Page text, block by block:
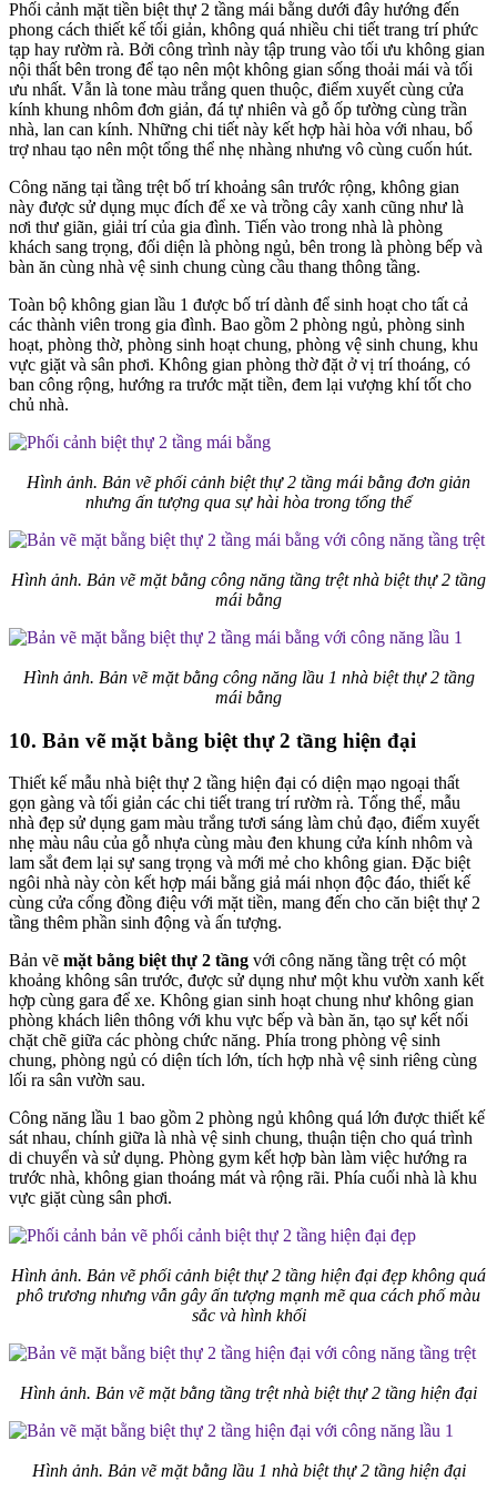
Phối cảnh mặt tiền biệt thự 2 tầng mái bằng dưới đây hướng đến
phong cách thiết kế tối giản, không quá nhiều chi tiết trang trí phức
tạp hay rườm rà. Bởi công trình này tập trung vào tối ưu không gian
nội thất bên trong để tạo nên một không gian sống thoải mái và tối
ưu nhất. Vẫn là tone màu trắng quen thuộc, điểm xuyết cùng cửa
kính khung nhôm đơn giản, đá tự nhiên và gỗ ốp tường cùng trần
nhà, lan can kính. Những chi tiết này kết hợp hài hòa với nhau, bổ
trợ nhau tạo nên một tổng thể nhẹ nhàng nhưng vô cùng cuốn hút.
Công năng tại tầng trệt bố trí khoảng sân trước rộng, không gian
này được sử dụng mục đích để xe và trồng cây xanh cũng như là
nơi thư giãn, giải trí của gia đình. Tiến vào trong nhà là phòng
khách sang trọng, đối diện là phòng ngủ, bên trong là phòng bếp và
bàn ăn cùng nhà vệ sinh chung cùng cầu thang thông tầng.
Toàn bộ không gian lầu 1 được bố trí dành để sinh hoạt cho tất cả
các thành viên trong gia đình. Bao gồm 2 phòng ngủ, phòng sinh
hoạt, phòng thờ, phòng sinh hoạt chung, phòng vệ sinh chung, khu
vực giặt và sân phơi. Không gian phòng thờ đặt ở vị trí thoáng, có
ban công rộng, hướng ra trước mặt tiền, đem lại vượng khí tốt cho
chủ nhà.
Hình ảnh. Bản vẽ phối cảnh biệt thự 2 tầng mái bằng đơn giản
nhưng ấn tượng qua sự hài hòa trong tổng thể
Hình ảnh. Bản vẽ mặt bằng công năng tầng trệt nhà biệt thự 2 tầng
mái bằng
Hình ảnh. Bản vẽ mặt bằng công năng lầu 1 nhà biệt thự 2 tầng
mái bằng
10. Bản vẽ mặt bằng biệt thự 2 tầng hiện đại
Thiết kế mẫu nhà biệt thự 2 tầng hiện đại có diện mạo ngoại thất
gọn gàng và tối giản các chi tiết trang trí rườm rà. Tổng thể, mẫu
nhà đẹp sử dụng gam màu trắng tươi sáng làm chủ đạo, điểm xuyết
nhẹ màu nâu của gỗ nhựa cùng màu đen khung cửa kính nhôm và
lam sắt đem lại sự sang trọng và mới mẻ cho không gian. Đặc biệt
ngôi nhà này còn kết hợp mái bằng giả mái nhọn độc đáo, thiết kế
cùng cửa cổng đồng điệu với mặt tiền, mang đến cho căn biệt thự 2
tầng thêm phần sinh động và ấn tượng.
Bản vẽ mặt bằng biệt thự 2 tầng với công năng tầng trệt có một
khoảng không sân trước, được sử dụng như một khu vườn xanh kết
hợp cùng gara để xe. Không gian sinh hoạt chung như không gian
phòng khách liên thông với khu vực bếp và bàn ăn, tạo sự kết nối
chặt chẽ giữa các phòng chức năng. Phía trong phòng vệ sinh
chung, phòng ngủ có diện tích lớn, tích hợp nhà vệ sinh riêng cùng
lối ra sân vườn sau.
Công năng lầu 1 bao gồm 2 phòng ngủ không quá lớn được thiết kế
sát nhau, chính giữa là nhà vệ sinh chung, thuận tiện cho quá trình
di chuyển và sử dụng. Phòng gym kết hợp bàn làm việc hướng ra
trước nhà, không gian thoáng mát và rộng rãi. Phía cuối nhà là khu
vực giặt cùng sân phơi.
Hình ảnh. Bản vẽ phối cảnh biệt thự 2 tầng hiện đại đẹp không quá
phô trương nhưng vẫn gây ấn tượng mạnh mẽ qua cách phố màu
sắc và hình khối
Hình ảnh. Bản vẽ mặt bằng tầng trệt nhà biệt thự 2 tầng hiện đại
Hình ảnh. Bản vẽ mặt bằng lầu 1 nhà biệt thự 2 tầng hiện đại